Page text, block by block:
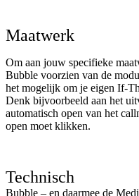
Maatwerk
Om aan jouw specifieke
Bubble voorzien van de
het mogelijk om je eigen If-
Denk bijvoorbeeld aan het
automatisch open van het
open moet klikken.
Technisch
Bubble – en daarmee de